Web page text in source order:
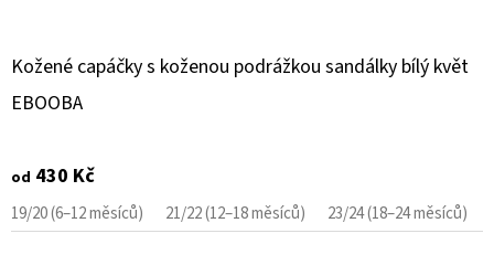
Kožené capáčky s koženou podrážkou sandálky bílý květ
EBOOBA
od 430 Kč
19/20 (6–12 měsíců) 21/22 (12–18 měsíců) 23/24 (18–24 měsíců)